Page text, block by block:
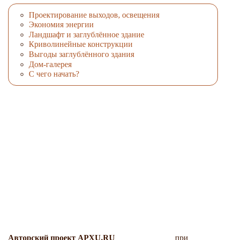
Проектирование выходов, освещения
Экономия энергии
Ландшафт и заглублённое здание
Криволинейные конструкции
Выгоды заглублённого здания
Дом-галерея
С чего начать?
Авторский проект APXU.RU при